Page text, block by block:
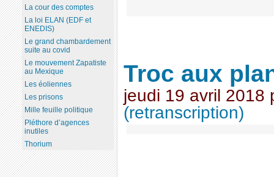
Troc aux
jeudi 19 avril 2018
(retranscription)
La cour des comptes
La loi ELAN (EDF et
ENEDIS)
Le grand chambardement
suite au covid
Le mouvement Zapatiste
au Mexique
Les éoliennes
Les prisons
Mille feuille politique
Pléthore d’agences
inutiles
Thorium